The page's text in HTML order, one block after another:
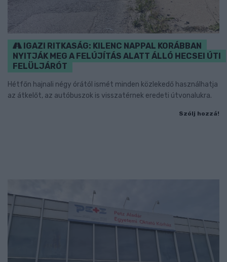
IGAZI RITKASÁG: KILENC NAPPAL KORÁBBAN
NYITJÁK MEG A FELÚJÍTÁS ALATT ÁLLÓ HECSEI ÚTI
FELÜLJÁRÓT
Hétfőn hajnali négy órától ismét minden közlekedő használhatja
az átkelőt, az autóbuszok is visszatérnek eredeti útvonalukra.
Szólj hozzá!